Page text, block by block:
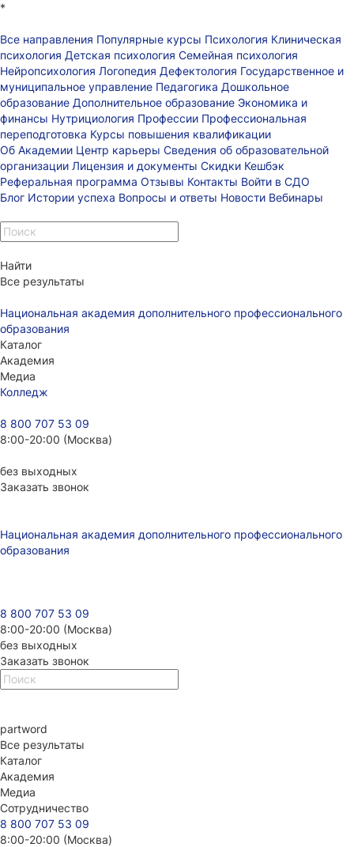
*
Все направления Популярные курсы Психология Клиническая
психология Детская психология Семейная психология
Нейропсихология Логопедия Дефектология Государственное и
муниципальное управление Педагогика Дошкольное
образование Дополнительное образование Экономика и
финансы Нутрициология Профессии Профессиональная
переподготовка Курсы повышения квалификации
Об Академии Центр карьеры Сведения об образовательной
организации Лицензия и документы Скидки Кешбэк
Реферальная программа Отзывы Контакты Войти в СДО
Блог Истории успеха Вопросы и ответы Новости Вебинары
Найти
Все результаты
Национальная академия дополнительного профессионального
образования
Каталог
Академия
Медиа
Колледж
8 800 707 53 09
8:00-20:00 (Москва)
без выходных
Заказать звонок
Национальная академия дополнительного профессионального
образования
8 800 707 53 09
8:00-20:00 (Москва)
без выходных
Заказать звонок
partword
Все результаты
Каталог
Академия
Медиа
Сотрудничество
8 800 707 53 09
8:00-20:00 (Москва)